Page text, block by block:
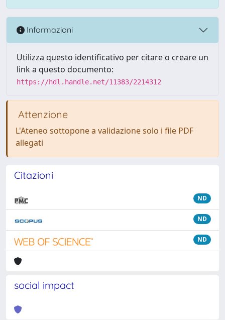
Informazioni
Utilizza questo identificativo per citare o creare un
link a questo documento:
https://hdl.handle.net/11383/2214312
Attenzione
L'Ateneo sottopone a validazione solo i file PDF
allegati
Citazioni
ND
ND
ND
social impact